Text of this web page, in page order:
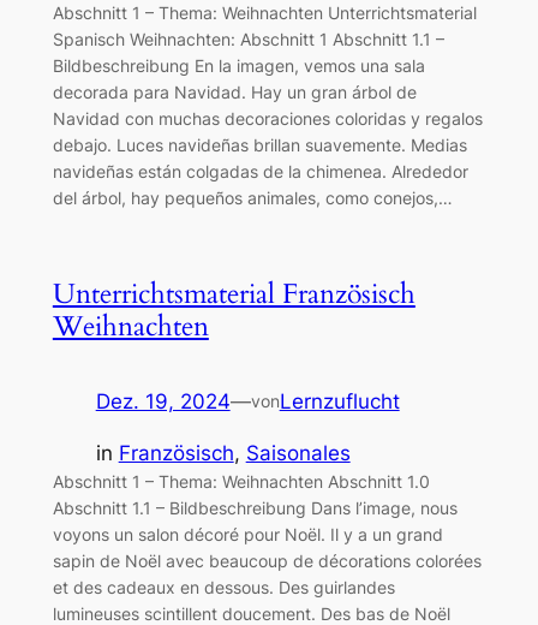
Abschnitt 1 – Thema: Weihnachten Unterrichtsmaterial
Spanisch Weihnachten: Abschnitt 1 Abschnitt 1.1 –
Bildbeschreibung En la imagen, vemos una sala
decorada para Navidad. Hay un gran árbol de
Navidad con muchas decoraciones coloridas y regalos
debajo. Luces navideñas brillan suavemente. Medias
navideñas están colgadas de la chimenea. Alrededor
del árbol, hay pequeños animales, como conejos,…
Unterrichtsmaterial Französisch
Weihnachten
Dez. 19, 2024—vonLernzuflucht
in Französisch, Saisonales
Abschnitt 1 – Thema: Weihnachten Abschnitt 1.0
Abschnitt 1.1 – Bildbeschreibung Dans l’image, nous
voyons un salon décoré pour Noël. Il y a un grand
sapin de Noël avec beaucoup de décorations colorées
et des cadeaux en dessous. Des guirlandes
lumineuses scintillent doucement. Des bas de Noël